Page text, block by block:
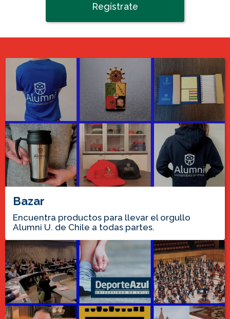
Regístrate
Bazar, beneficios y cowork
Bazar
Encuentra productos para llevar el orgullo
Alumni U. de Chile a todas partes.